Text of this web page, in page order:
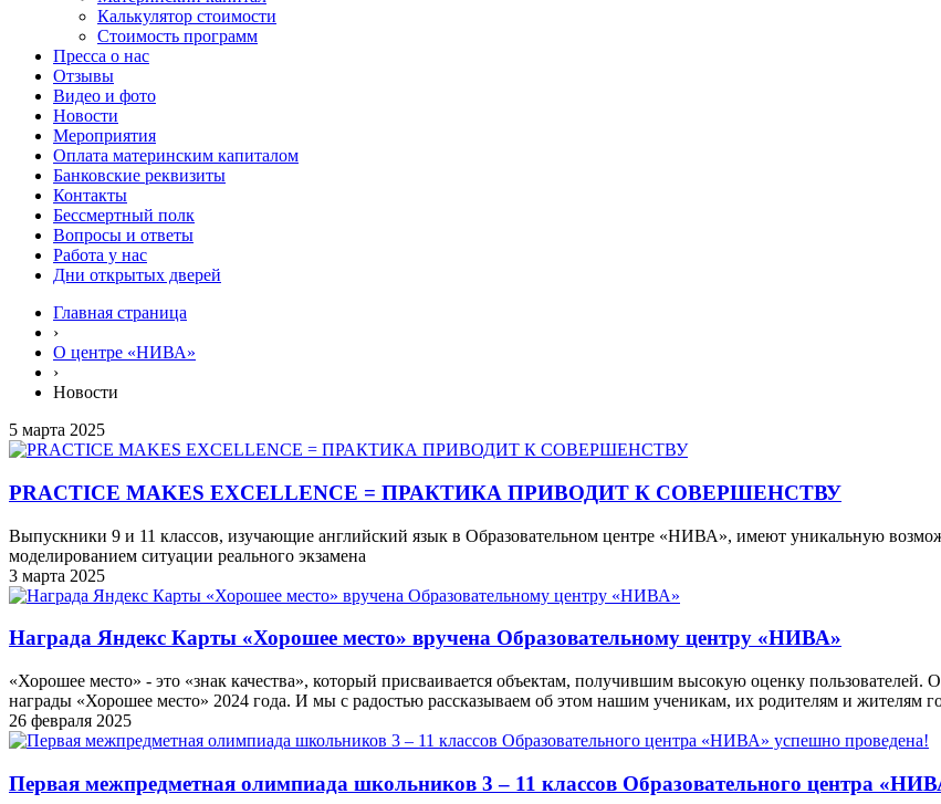
Калькулятор стоимости
Стоимость программ
Пресса о нас
Отзывы
Видео и фото
Новости
Мероприятия
Оплата материнским капиталом
Банковские реквизиты
Контакты
Бессмертный полк
Вопросы и ответы
Работа у нас
Дни открытых дверей
Главная страница
›
О центре «НИВА»
›
Новости
5 марта 2025
PRACTICE MAKES EXCELLENCE = ПРАКТИКА ПРИВОДИТ К СОВЕРШЕНСТВУ
Выпускники 9 и 11 классов, изучающие английский язык в Образовательном центре «НИВА», имеют уникальную
моделированием ситуации реального экзамена
3 марта 2025
Награда Яндекс Карты «Хорошее место» вручена Образовательному центру «НИВА»
«Хорошее место» - это «знак качества», который присваивается объектам, получившим высокую оценку
награды «Хорошее место» 2024 года. И мы с радостью рассказываем об этом нашим ученикам, их родителям и жителям
26 февраля 2025
Первая межпредметная олимпиада школьников 3 – 11 классов Образовательного центра